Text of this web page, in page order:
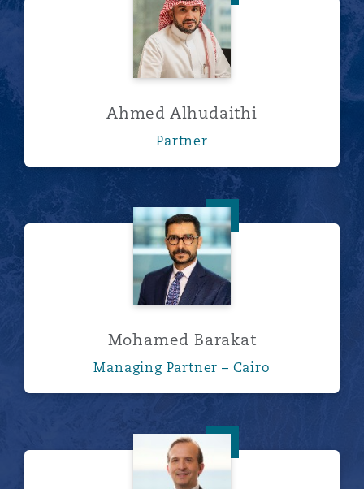
Ahmed Alhudaithi
Partner
Mohamed Barakat
Mohamed Barakat
Managing Partner – Cairo
Clinton Cameron